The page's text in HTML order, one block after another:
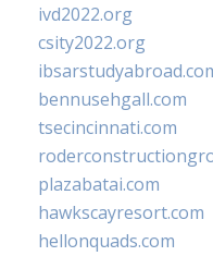
ivd2022.org
csity2022.org
bennusehgall.com
tsecincinnati.com
plazabatai.com
hawkscayresort.com
hellonquads.com